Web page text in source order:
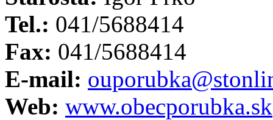
Tel.: 041/5688414
Fax: 041/5688414
E-mail:
Web: www.obecporubka.sk